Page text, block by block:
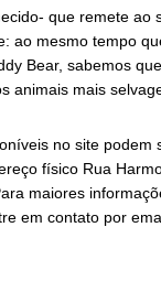
que remete ao
ao mesmo tempo
Bear, sabemos
animais mais
no site podem
físico Rua
maiores
em contato por